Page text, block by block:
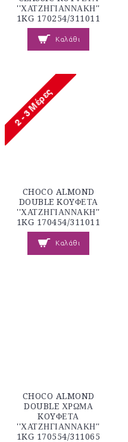
''ΧΑΤΖΗΓΙΑΝΝΑΚΗ''
1KG 170254/311011
Καλάθι
CHOCO ALMOND
DOUBLE KOYΦΕΤΑ
''ΧΑΤΖΗΓΙΑΝΝΑΚΗ''
1KG 170454/311011
Καλάθι
CHOCO ALMOND
DOUBLE ΧΡΩΜΑ
KOYΦΕΤΑ
''ΧΑΤΖΗΓΙΑΝΝΑΚΗ''
1KG 170554/311065